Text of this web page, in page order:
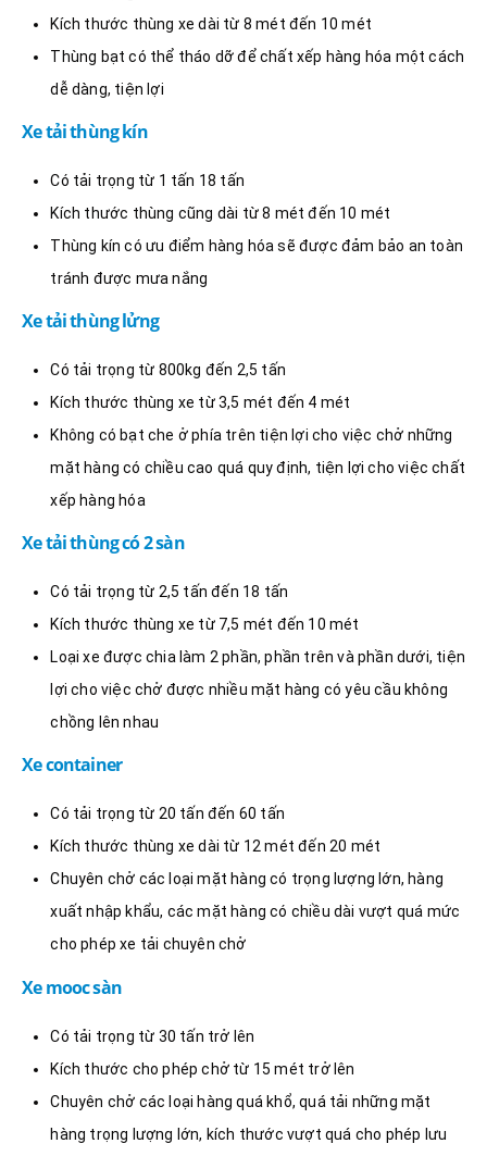
Kích thước thùng xe dài từ 8 mét đến 10 mét
Thùng bạt có thể tháo dỡ để chất xếp hàng hóa một cách
dễ dàng, tiện lợi
Xe tải thùng kín
Có tải trọng từ 1 tấn 18 tấn
Kích thước thùng cũng dài từ 8 mét đến 10 mét
Thùng kín có ưu điểm hàng hóa sẽ được đảm bảo an toàn
tránh được mưa nắng
Xe tải thùng lửng
Có tải trọng từ 800kg đến 2,5 tấn
Kích thước thùng xe từ 3,5 mét đến 4 mét
Không có bạt che ở phía trên tiện lợi cho việc chở những
mặt hàng có chiều cao quá quy định, tiện lợi cho việc chất
xếp hàng hóa
Xe tải thùng có 2 sàn
Có tải trọng từ 2,5 tấn đến 18 tấn
Kích thước thùng xe từ 7,5 mét đến 10 mét
Loại xe được chia làm 2 phần, phần trên và phần dưới, tiện
lợi cho việc chở được nhiều mặt hàng có yêu cầu không
chồng lên nhau
Xe container
Có tải trọng từ 20 tấn đến 60 tấn
Kích thước thùng xe dài từ 12 mét đến 20 mét
Chuyên chở các loại mặt hàng có trọng lượng lớn, hàng
xuất nhập khẩu, các mặt hàng có chiều dài vượt quá mức
cho phép xe tải chuyên chở
Xe mooc sàn
Có tải trọng từ 30 tấn trở lên
Kích thước cho phép chở từ 15 mét trở lên
Chuyên chở các loại hàng quá khổ, quá tải những mặt
hàng trọng lượng lớn, kích thước vượt quá cho phép lưu